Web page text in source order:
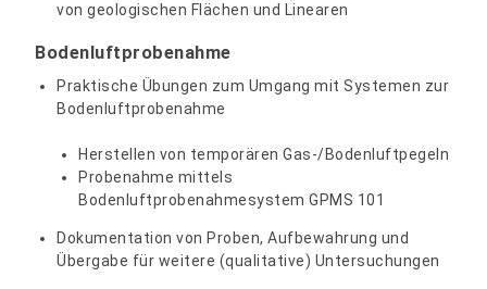
von geologischen Flächen und Linearen
Bodenluftprobenahme
Praktische Übungen zum Umgang mit Systemen zur
Bodenluftprobenahme
Herstellen von temporären Gas-/Bodenluftpegeln
Probenahme mittels
Bodenluftprobenahmesystem GPMS 101
Dokumentation von Proben, Aufbewahrung und
Übergabe für weitere (qualitative) Untersuchungen